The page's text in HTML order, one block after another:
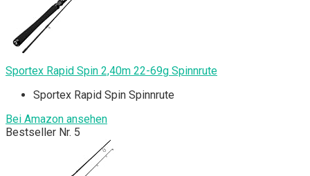
Sportex Rapid Spin 2,40m 22-69g Spinnrute
Sportex Rapid Spin Spinnrute
Bei Amazon ansehen
Bestseller Nr. 5